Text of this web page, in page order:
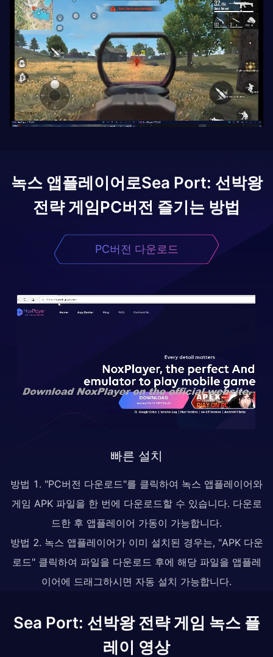
녹스 앱플레이어로Sea Port: 선박왕
전략 게임PC버전 즐기는 방법
PC버전 다운로드
빠른 설치
방법 1. "PC버전 다운로드"를 클릭하여 녹스 앱플레이어와
게임 APK 파일을 한 번에 다운로드할 수 있습니다. 다운로
드한 후 앱플레이어 가동이 가능합니다.
방법 2. 녹스 앱플레이어가 이미 설치된 경우는, "APK 다운
로드" 클릭하여 파일을 다운로드 후에 해당 파일을 앱플레
이어에 드래그하시면 자동 설치 가능합니다.
Sea Port: 선박왕 전략 게임 녹스 플
레이 영상